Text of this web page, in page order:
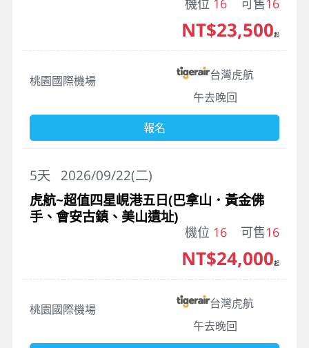
機位 16 可售16
桃園國際機場
台灣虎航
午去晚回
NT$23,500起
報名
2026/09/22(二)
5天
虎航~超值四星峴港五日(巴拿山．黃金佛
手、會安古鎮、美山遺址)
機位 16 可售16
桃園國際機場
台灣虎航
午去晚回
NT$24,000起